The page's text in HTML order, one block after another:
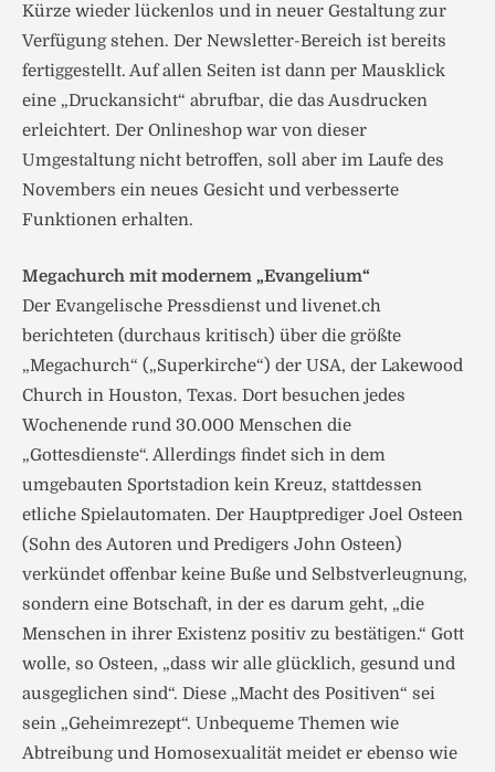
Kürze wieder lückenlos und in neuer Gestaltung zur
Verfügung stehen. Der Newsletter-Bereich ist bereits
fertiggestellt. Auf allen Seiten ist dann per Mausklick
eine „Druckansicht“ abrufbar, die das Ausdrucken
erleichtert. Der Onlineshop war von dieser
Umgestaltung nicht betroffen, soll aber im Laufe des
Novembers ein neues Gesicht und verbesserte
Funktionen erhalten.
Megachurch mit modernem „Evangelium“
Der Evangelische Pressdienst und livenet.ch
berichteten (durchaus kritisch) über die größte
„Megachurch“ („Superkirche“) der USA, der Lakewood
Church in Houston, Texas. Dort besuchen jedes
Wochenende rund 30.000 Menschen die
„Gottesdienste“. Allerdings findet sich in dem
umgebauten Sportstadion kein Kreuz, stattdessen
etliche Spielautomaten. Der Hauptprediger Joel Osteen
(Sohn des Autoren und Predigers John Osteen)
verkündet offenbar keine Buße und Selbstverleugnung,
sondern eine Botschaft, in der es darum geht, „die
Menschen in ihrer Existenz positiv zu bestätigen.“ Gott
wolle, so Osteen, „dass wir alle glücklich, gesund und
ausgeglichen sind“. Diese „Macht des Positiven“ sei
sein „Geheimrezept“. Unbequeme Themen wie
Abtreibung und Homosexualität meidet er ebenso wie